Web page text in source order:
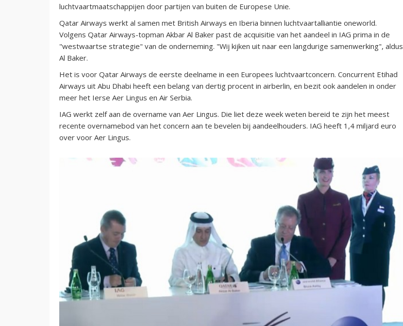
luchtvaartmaatschappijen door partijen van buiten de Europese Unie.
Qatar Airways werkt al samen met British Airways en Iberia binnen luchtvaartalliantie oneworld.
Volgens Qatar Airways-topman Akbar Al Baker past de acquisitie van het aandeel in IAG prima in de
"westwaartse strategie" van de onderneming. "Wij kijken uit naar een langdurige samenwerking", aldus
Al Baker.
Het is voor Qatar Airways de eerste deelname in een Europees luchtvaartconcern. Concurrent Etihad
Airways uit Abu Dhabi heeft een belang van dertig procent in airberlin, en bezit ook aandelen in onder
meer het Ierse Aer Lingus en Air Serbia.
IAG werkt zelf aan de overname van Aer Lingus. Die liet deze week weten bereid te zijn het meest
recente overnamebod van het concern aan te bevelen bij aandeelhouders. IAG heeft 1,4 miljard euro
over voor Aer Lingus.